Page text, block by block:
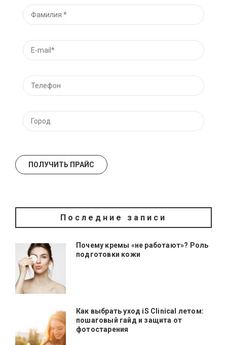
Последние записи
Почему кремы «не работают»? Роль
подготовки кожи
Как выбрать уход iS Clinical летом:
пошаговый гайд и защита от
фотостарения